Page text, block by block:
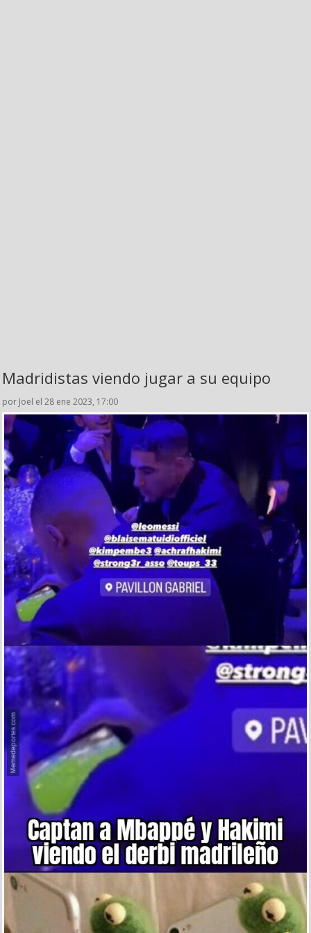
Madridistas viendo jugar a su equipo
por Joel el 28 ene 2023, 17:00